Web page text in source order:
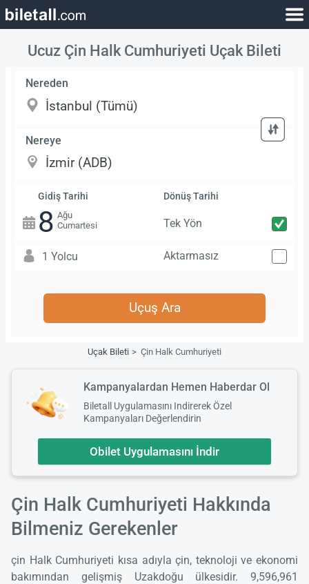
Ucuz Çin Halk Cumhuriyeti Uçak Bileti
Nereden
Nereye
Gidiş Tarihi
8 Ağu
Cumartesi
Dönüş Tarihi
Tek Yön
1 Yolcu Aktarmasız
Uçuş Ara
Uçak Bileti Çin Halk Cumhuriyeti
Kampanyalardan Hemen Haberdar Ol
Biletall Uygulamasını Indirerek Özel
Kampanyaları Değerlendirin
Obilet Uygulamasını İndir
Çin Halk Cumhuriyeti Hakkında
Bilmeniz Gerekenler
çin Halk Cumhuriyeti kısa adıyla çin, teknoloji ve ekonomi
bakımından gelişmiş Uzakdoğu ülkesidir. 9,596,961